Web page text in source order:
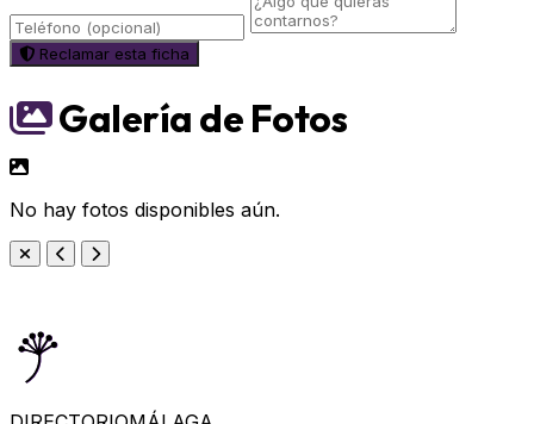
Reclamar esta ficha
Galería de Fotos
No hay fotos disponibles aún.